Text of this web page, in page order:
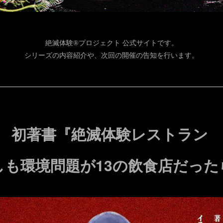
絶滅体験®プロジェクト 公式サイトです。
シリーズの内容紹介や、次回の開催の告知を行います。
初著書『絶滅体験レストラン
環境問題が13の飲食店だっ